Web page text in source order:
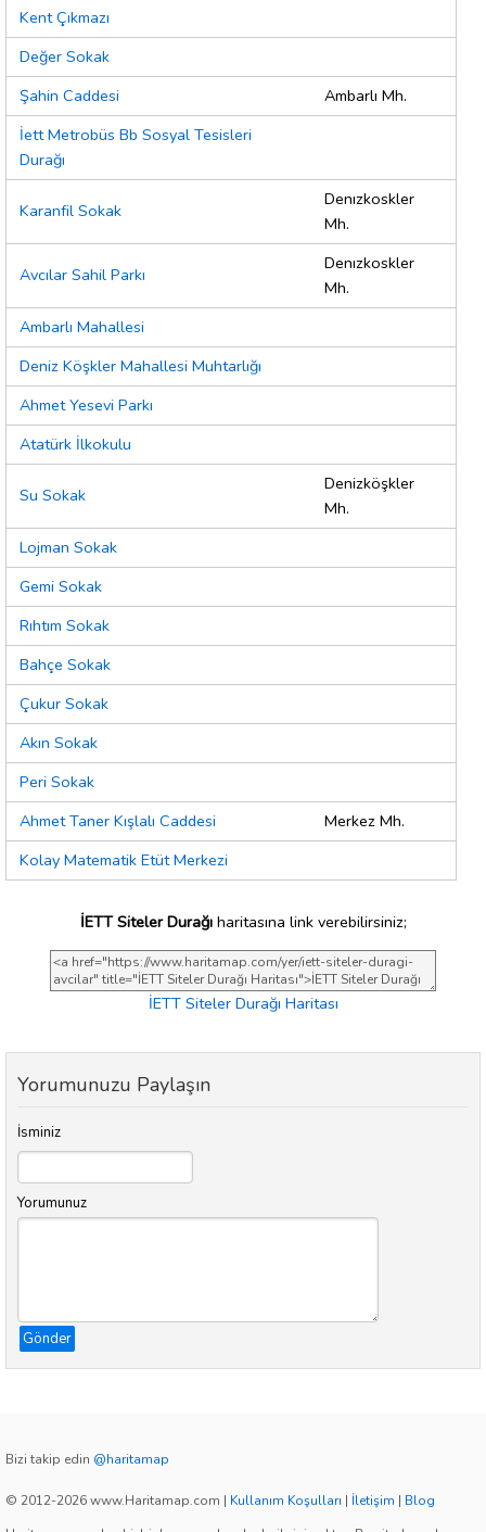
Kent Çıkmazı
Değer Sokak
Şahin Caddesi
Ambarlı Mh.
İett Metrobüs Bb Sosyal Tesisleri
Durağı
Karanfil Sokak
Denızkoskler
Mh.
Avcılar Sahil Parkı
Denızkoskler
Mh.
Ambarlı Mahallesi
Deniz Köşkler Mahallesi Muhtarlığı
Ahmet Yesevi Parkı
Atatürk İlkokulu
Su Sokak
Denizköşkler
Mh.
Lojman Sokak
Gemi Sokak
Rıhtım Sokak
Bahçe Sokak
Çukur Sokak
Akın Sokak
Peri Sokak
Ahmet Taner Kışlalı Caddesi
Merkez Mh.
Kolay Matematik Etüt Merkezi
İETT Siteler Durağıharitasına link verebilirsiniz;
İETT Siteler Durağı Haritası
Yorumunuzu Paylaşın
İsminiz
Yorumunuz
Gönder
Bizi takip edin @haritamap
© 2012-2026 www.Haritamap.com | Kullanım Koşulları | İletişim | Blog